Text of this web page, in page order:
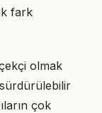
fark
olmak
çok